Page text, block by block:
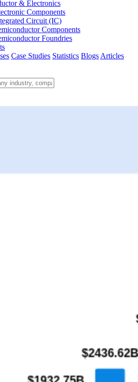
& Electronics
Components
Circuit (IC)
Components
Foundries
Case Studies Statistics Blogs Articles